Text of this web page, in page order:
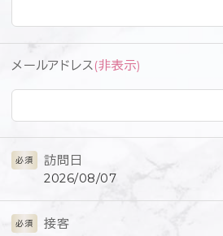
メールアドレス(非表示)
必須 訪問日
2026/08/07
必須 接客